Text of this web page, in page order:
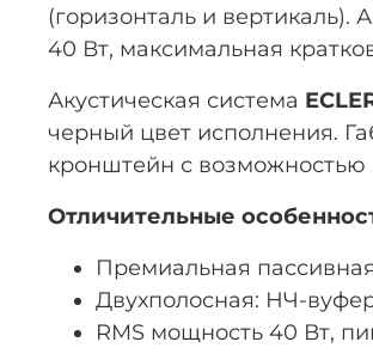
(горизонталь и
40 Вт, максимальная
Акустическая система
черный цвет исполнения.
кронштейн с возможностью
Отличительные
Премиальная
Двухполосная: НЧ-вуфер
RMS мощность 40 Вт,